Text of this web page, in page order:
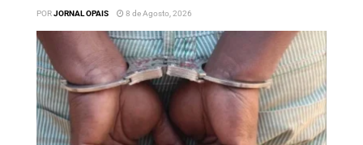
PORJORNAL OPAIS 8 de Agosto, 2026